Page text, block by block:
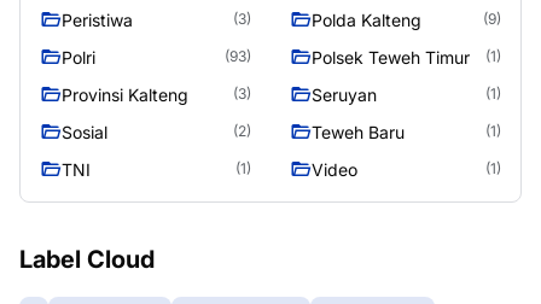
Peristiwa (3) Polda Kalteng (9)
Polri (93) Polsek Teweh Timur (1)
Provinsi Kalteng (3) Seruyan (1)
Sosial (2) Teweh Baru (1)
TNI (1) Video (1)
Label Cloud